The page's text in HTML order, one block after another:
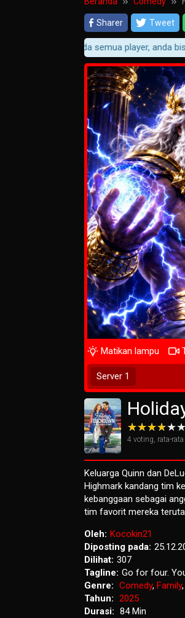
Sharer Tweet
player pada semua player, anda bisa
Play Now
Matikan lampu
Server 1
4 voting, rata-rata
Keluarga Quinn dan
Highmark kandang tim
kebanggaan sebagai
tim favorit mereka
Oleh: Kocokin21
Diposting pada:
Dilihat: 307
Tagline: Go for four.
Genre: Comedy, Family,
Tahun: 2025
Durasi: 84 Min